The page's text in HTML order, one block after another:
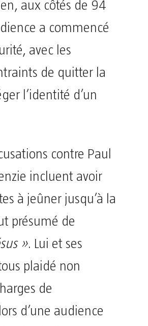
aux côtés de 94
a commencé
avec les
de quitter la
l’identité d’un
contre Paul
incluent avoir
à jeûner jusqu’à la
présumé de
». Lui et ses
plaidé non
de
d’une audience